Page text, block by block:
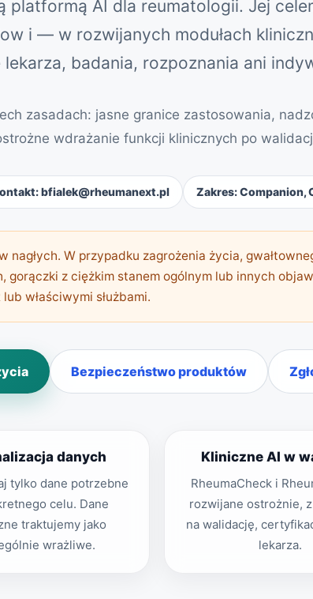
platformą AI dla reumatologii. Jej
i — w rozwijanych modułach
badania, rozpoznania ani
zasadach: jasne granice zastosowania,
wdrażanie funkcji klinicznych po
bfialek@rheumanext.pl Zakres: Companion,
nagłych. W przypadku zagrożenia życia,
gorączki z ciężkim stanem ogólnym lub innych
właściwymi służbami.
Bezpieczeństwo produktów
danych
tylko dane potrzebne
celu. Dane
traktujemy jako
wrażliwe.
Kliniczne AI w
RheumaCheck i
rozwijane ostrożnie,
na walidację,
lekarza.